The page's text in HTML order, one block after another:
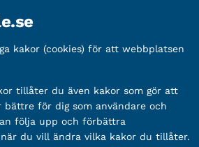
212000-2338
2333
kakor (cookies) för att webbplatsen
tillåter du även kakor som gör att
för dig som användare och
följa upp och förbättra
du vill ändra vilka kakor du tillåter.